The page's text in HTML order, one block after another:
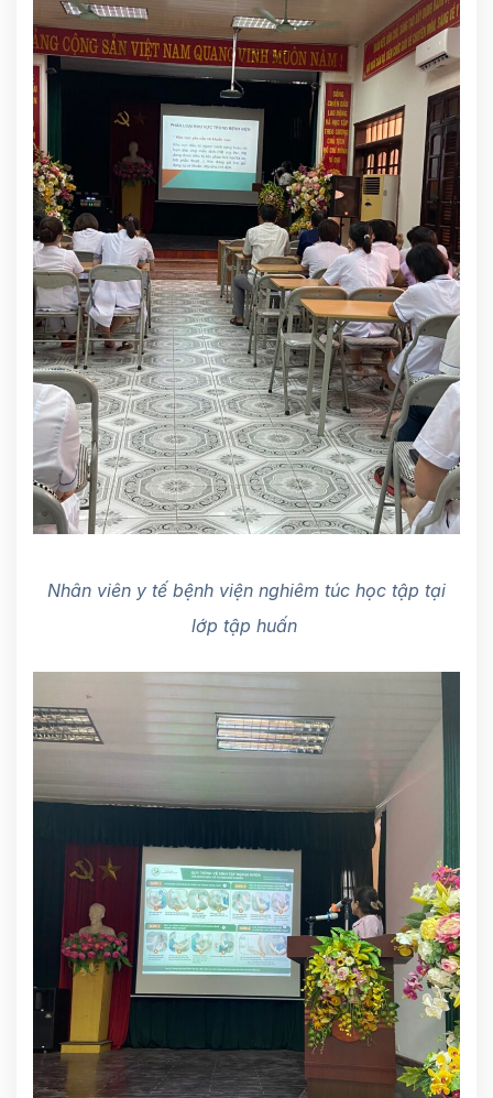
Nhân viên y tế bệnh viện nghiêm túc học tập tại
lớp tập huấn